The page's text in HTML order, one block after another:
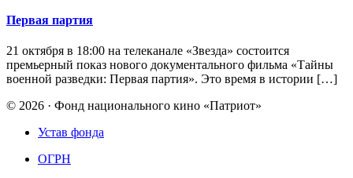
Первая партия
21 октября в 18:00 на телеканале «Звезда» состоится
премьерный показ нового документального фильма «Тайны
военной разведки: Первая партия». Это время в истории […]
© 2026 · Фонд национального кино «Патриот»
Устав фонда
ОГРН